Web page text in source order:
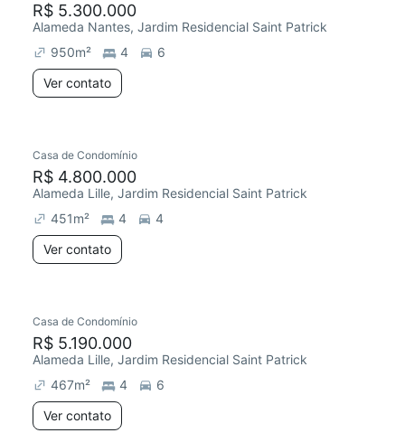
R$ 5.300.000
Alameda Nantes, Jardim Residencial Saint Patrick
950m² 4
6
Ver contato
Casa de Condomínio
R$ 4.800.000
Alameda Lille, Jardim Residencial Saint Patrick
451m² 4
4
Ver contato
Casa de Condomínio
R$ 5.190.000
Alameda Lille, Jardim Residencial Saint Patrick
467m² 4
6
Ver contato